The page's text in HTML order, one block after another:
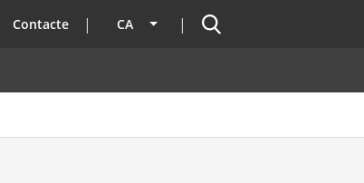
Contacte CA Llista les accions addicionals
Cercador